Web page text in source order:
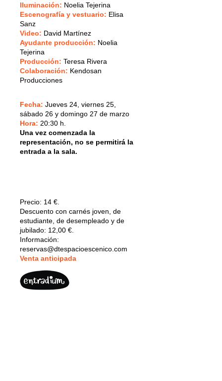
Iluminación: Noelia Tejerina
Escenografía y vestuario: Elisa
Sanz
Video: David Martínez
Ayudante producción: Noelia
Tejerina
Producción: Teresa Rivera
Colaboración: Kendosan
Producciones
Fecha: Jueves 24, viernes 25,
sábado 26 y domingo 27 de marzo
Hora: 20:30 h.
Una vez comenzada la
representación, no se permitirá la
entrada a la sala.
Precio: 14 €.
Descuento con carnés joven, de
estudiante, de desempleado y de
jubilado: 12,00 €.
Información:
reservas@dtespacioescenico.com
Venta anticipada